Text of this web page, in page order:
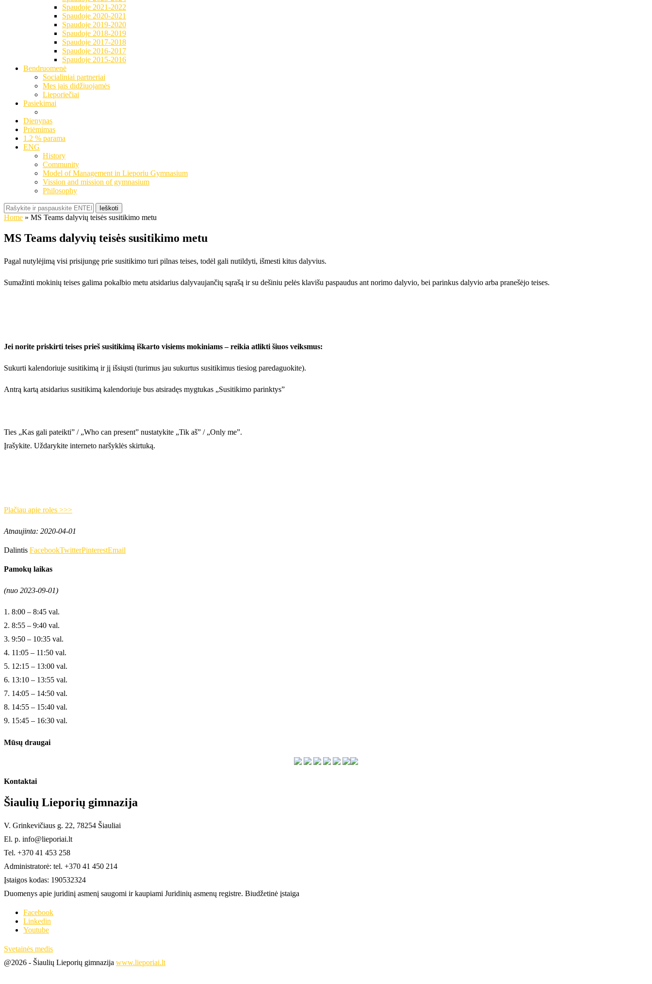
Spaudoje 2021-2022
Spaudoje 2020-2021
Spaudoje 2019-2020
Spaudoje 2018-2019
Spaudoje 2017-2018
Spaudoje 2016-2017
Spaudoje 2015-2016
Bendruomenė
Socialiniai partneriai
Mes jais didžiuojamės
Lieporiečiai
Pasiekimai
Dienynas
Priėmimas
1.2 % parama
ENG
History
Community
Model of Management in Lieporiu Gymnasium
Vission and mission of gymnasium
Philosophy
Ieškoti
Home » MS Teams dalyvių teisės susitikimo metu
MS Teams dalyvių teisės susitikimo metu
Pagal nutylėjimą visi prisijungę prie susitikimo turi pilnas teises, todėl gali nutildyti, išmesti kitus dalyvius.
Sumažinti mokinių teises galima pokalbio metu atsidarius dalyvaujančių sąrašą ir su dešiniu pelės klavišu paspaudus ant norimo dalyvio, bei parinkus dalyvio arba pranešėjo teises.
Jei norite priskirti teises prieš susitikimą iškarto visiems mokiniams – reikia atlikti šiuos veiksmus:
Sukurti kalendoriuje susitikimą ir jį išsiųsti (turimus jau sukurtus susitikimus tiesiog paredaguokite).
Antrą kartą atsidarius susitikimą kalendoriuje bus atsiradęs mygtukas „Susitikimo parinktys”
Ties „Kas gali pateikti” / „Who can present” nustatykite „Tik aš” / „Only me”.
Įrašykite. Uždarykite interneto naršyklės skirtuką.
Plačiau apie roles >>>
Atnaujinta: 2020-04-01
Dalintis FacebookTwitterPinterestEmail
Pamokų laikas
(nuo 2023-09-01)
1. 8:00 – 8:45 val.
2. 8:55 – 9:40 val.
3. 9:50 – 10:35 val.
4. 11:05 – 11:50 val.
5. 12:15 – 13:00 val.
6. 13:10 – 13:55 val.
7. 14:05 – 14:50 val.
8. 14:55 – 15:40 val.
9. 15:45 – 16:30 val.
Mūsų draugai
Kontaktai
Šiaulių Lieporių gimnazija
V. Grinkevičiaus g. 22, 78254 Šiauliai
El. p. info@lieporiai.lt
Tel. +370 41 453 258
Administratorė: tel. +370 41 450 214
Įstaigos kodas: 190532324
Duomenys apie juridinį asmenį saugomi ir kaupiami Juridinių asmenų registre. Biudžetinė įstaiga
Facebook
Linkedin
Youtube
Svetainės medis
@2026 - Šiaulių Lieporių gimnazija www.lieporiai.lt